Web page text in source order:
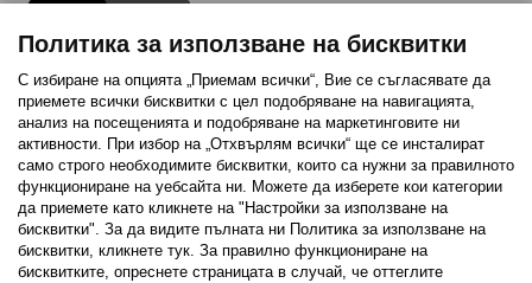
Последвайте ни:
FacebookTwitterYoutubePinterestInstagram
Политика за използване на бисквитки
С избиране на опцията „Приемам всички“, Вие се съгласявате да
приемете всички бисквитки с цел подобряване на навигацията,
анализ на посещенията и подобряване на маркетинговите ни
активности. При избор на „Отхвърлям всички“ ще се инсталират
само строго необходимитe бисквитки, които са нужни за правилното
функциониране на уебсайта ни. Можете да изберете кои категории
да приемете като кликнете на "Настройки за използване на
бисквитки". За да видите пълната ни Политика за използване на
бисквитки, кликнете тук. За правилно функциониране на
бисквитките, опреснете страницата в случай, че оттеглите